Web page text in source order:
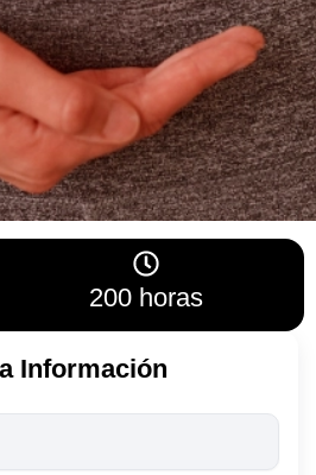
200 horas
Información